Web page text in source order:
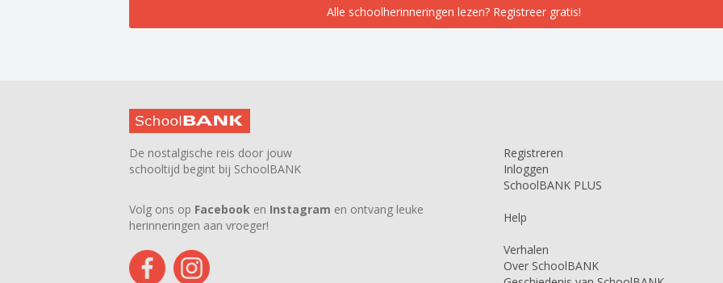
Alle schoolherinneringen lezen? Registreer gratis!
De nostalgische reis door jouw
schooltijd begint bij SchoolBANK
Volg ons op Facebook en Instagram en ontvang leuke
herinneringen aan vroeger!
Registreren
Inloggen
SchoolBANK PLUS
Help
Verhalen
Over SchoolBANK